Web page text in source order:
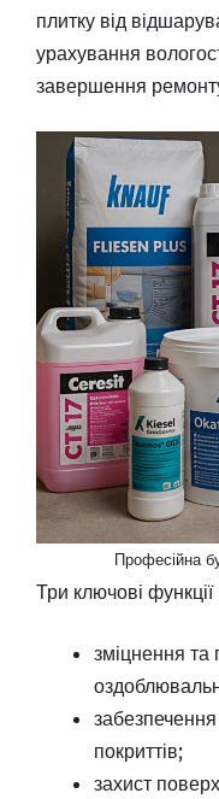
плитку від
урахування
завершення
Професійна
Три ключові функції
зміцнення та
покриттів;
захист